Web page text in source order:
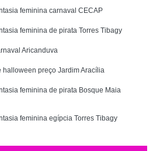
feminina carnaval CECAP
feminina de pirata Torres Tibagy
Aricanduva
preço Jardim Aracília
feminina de pirata Bosque Maia
feminina egípcia Torres Tibagy